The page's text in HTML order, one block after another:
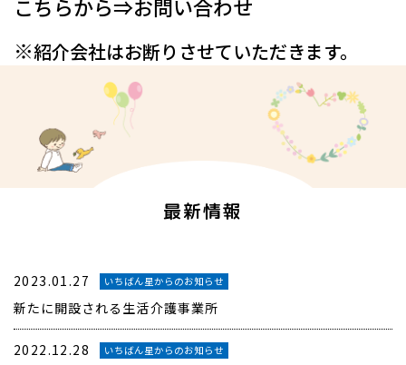
こちらから⇒お問い合わせ
※紹介会社はお断りさせていただきます。
最新情報
2023.01.27 いちばん星からのお知らせ
新たに開設される生活介護事業所
2022.12.28 いちばん星からのお知らせ